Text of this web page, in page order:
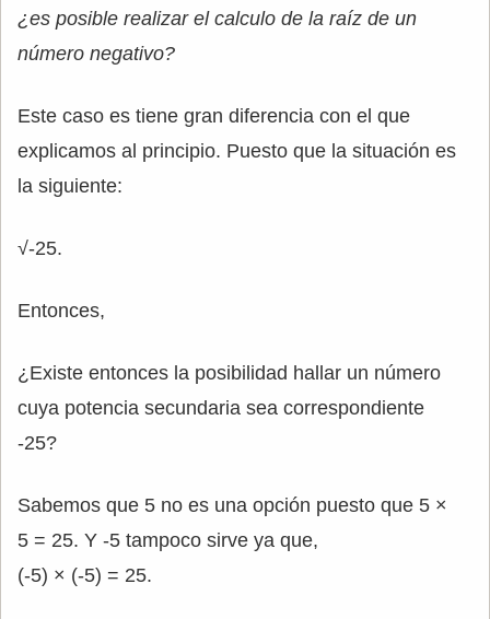
¿es posible realizar el calculo de la raíz de un
número negativo?
Este caso es tiene gran diferencia con el que
explicamos al principio. Puesto que la situación es
la siguiente:
√-25.
Entonces,
¿Existe entonces la posibilidad hallar un número
cuya potencia secundaria sea correspondiente
-25?
Sabemos que 5 no es una opción puesto que 5 ×
5 = 25. Y -5 tampoco sirve ya que,
(-5) × (-5) = 25.